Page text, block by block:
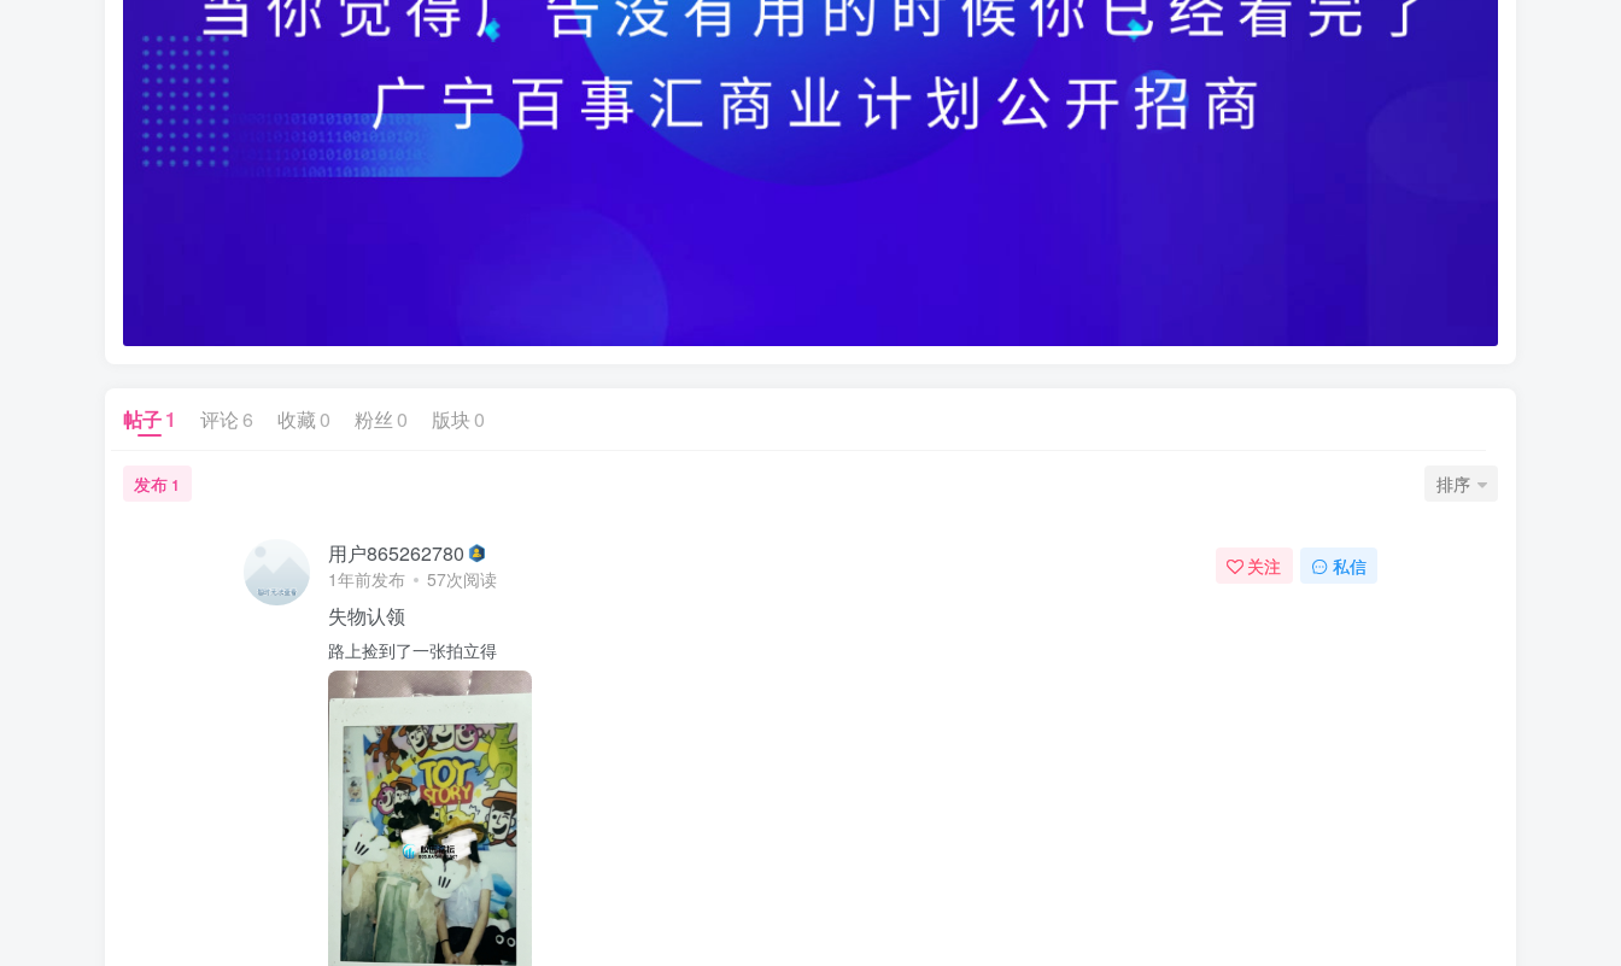
帖子1 评论 6 收藏 0 粉丝 0 版块 0
发布 1 排序
用户865262780
1年前发布 57次阅读
关注 私信
失物认领
路上捡到了一张拍立得